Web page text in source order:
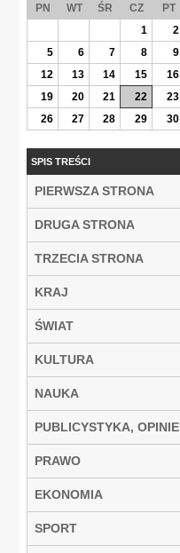
PN WT ŚR CZ PT
1
2
5
6 7 8 9
12
13 14 15 16
19
20 21 22 23
26
27 28 29 30
SPIS TREŚCI
PIERWSZA STRONA
DRUGA STRONA
TRZECIA STRONA
KRAJ
ŚWIAT
KULTURA
NAUKA
PUBLICYSTYKA, OPINIE
PRAWO
EKONOMIA
SPORT